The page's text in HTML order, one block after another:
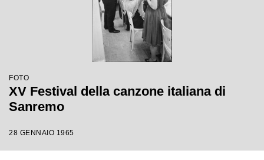
FOTO
XV Festival della canzone italiana di
Sanremo
28 GENNAIO 1965